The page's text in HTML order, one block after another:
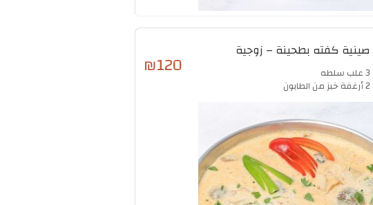
صينية كفته بطحينة – زوجية
3 علب سلطه
2 أرغفة خبز من الطابون
₪120